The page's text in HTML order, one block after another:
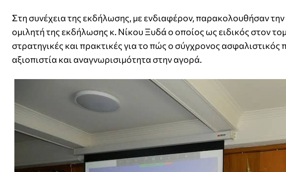
Στη συνέχεια της εκδήλωσης, με ενδιαφέρον, παρακολουθήσαν
ομιλητή της εκδήλωσης κ. Νίκου Ξυδά ο οποίος ως ειδικός στον
στρατηγικές και πρακτικές για το πώς ο σύγχρονος ασφαλιστικός
αξιοπιστία και αναγνωρισιμότητα στην αγορά.